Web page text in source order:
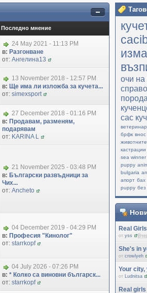
очи на
порода
cac
брфк внос
животните
кастрации
sea
puppy
bulgaria
апорт бах
puppy без
Real
отyss
She's in
отcrowlyeh
Your
от Ludnitsa
Real
Последно мнение
24 May 2021 - 11:13 PM
в: Разгонване
от: Ангелина13
13 November 2018 - 12:57 PM
в: Ще има ли изложба за кучета...
от: simexsport
27 December 2018 - 01:16 PM
в: Продавам, разменям,
подарявам
от: KARINA L
21 November 2025 - 03:48 PM
в: Български развъдници за
Чих...
от: Ancheto
04 December 2019 - 04:29 PM
в: Професия "Кинолог"
от: starrkopf
04 July 2026 - 07:26 PM
в: * Колко са виновни българск...
от: starrkopf